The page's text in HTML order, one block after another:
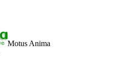
Motus Anima